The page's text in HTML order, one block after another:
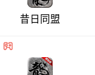
昔日同盟